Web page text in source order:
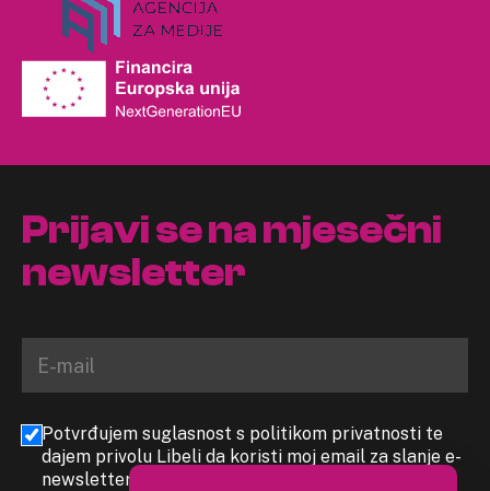
Prijavi se na mjesečni
newsletter
Potvrđujem suglasnost s politikom privatnosti te
dajem privolu Libeli da koristi moj email za slanje e-
newslettera